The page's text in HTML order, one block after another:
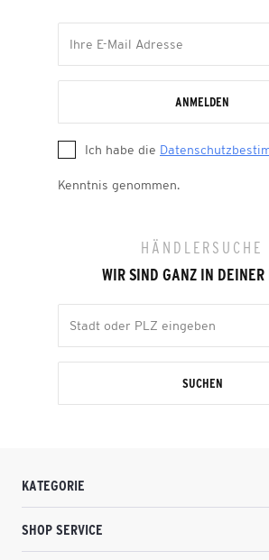
ANMELDEN
Ich habe die
Kenntnis genommen.
HÄNDLERSUCHE
WIR SIND GANZ IN DEINER
SUCHEN
KATEGORIE
SHOP SERVICE